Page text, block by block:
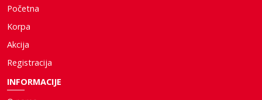
Početna
Korpa
Akcija
Registracija
INFORMACIJE